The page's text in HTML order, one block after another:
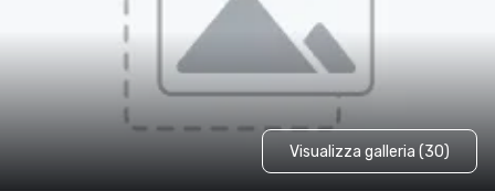
Visualizza galleria (30)